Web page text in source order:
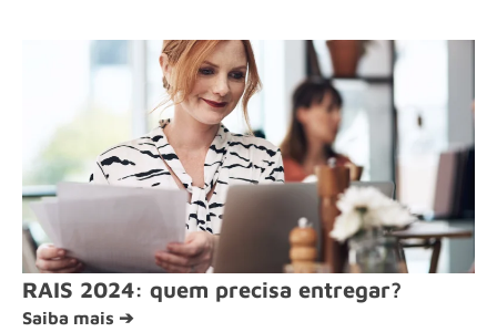
RAIS 2024: quem precisa entregar?
Saiba mais ➔